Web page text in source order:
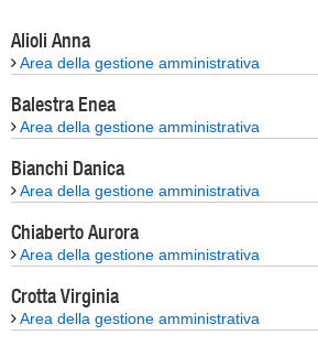
Alioli Anna
Area della gestione amministrativa
Balestra Enea
Area della gestione amministrativa
Bianchi Danica
Area della gestione amministrativa
Chiaberto Aurora
Area della gestione amministrativa
Crotta Virginia
Area della gestione amministrativa